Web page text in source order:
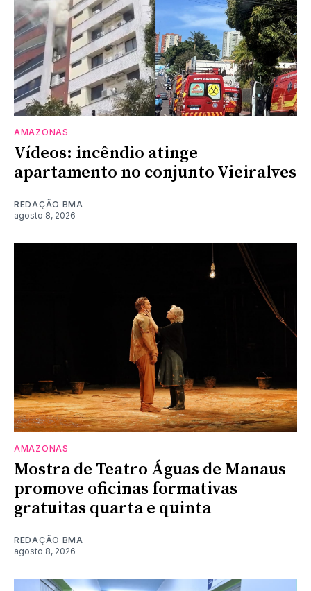
AMAZONAS
Vídeos: incêndio atinge
apartamento no conjunto Vieiralves
REDAÇÃO BMA
agosto 8, 2026
AMAZONAS
Mostra de Teatro Águas de Manaus
promove oficinas formativas
gratuitas quarta e quinta
REDAÇÃO BMA
agosto 8, 2026